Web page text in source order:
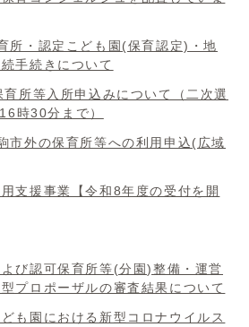
所・認定こども園(保育認定)・地
手続きについて
育所等入所申込みについて（二次選
時30分まで）
市外の保育所等への利用申込(広域
支援事業【令和8年度の受付を開
び認可保育所等(分園)整備・運営
プロポーザルの審査結果について
も園における新型コロナウイルス